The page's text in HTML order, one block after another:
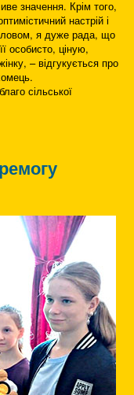
значення. Крім того,
настрій і
я дуже рада, що
особисто, ціную,
– відгукується про
сільської